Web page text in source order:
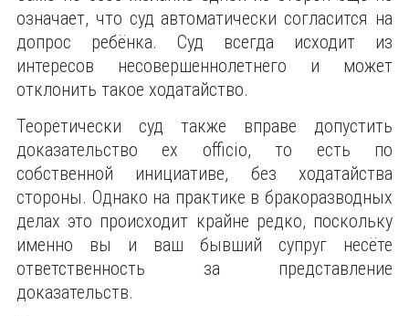
означает, что суд автоматически согласится на
допрос ребёнка. Суд всегда исходит из
интересов несовершеннолетнего и может
отклонить такое ходатайство.
Теоретически суд также вправе допустить
доказательство ex officio, то есть по
собственной инициативе, без ходатайства
стороны. Однако на практике в бракоразводных
делах это происходит крайне редко, поскольку
именно вы и ваш бывший супруг несёте
ответственность за представление
доказательств.